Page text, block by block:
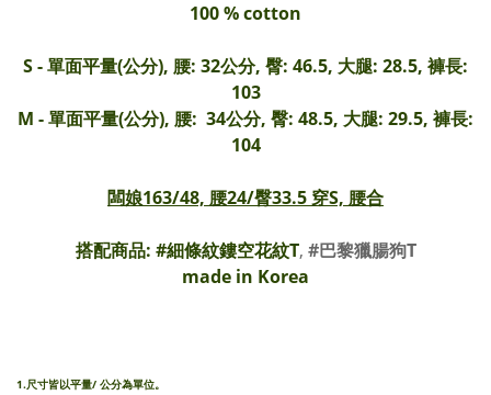
100 % cotton
S - 單面平量(公分), 腰: 32公分, 臀: 46.5, 大腿: 28.5, 褲長:
103
M - 單面平量(公分), 腰: 34公分, 臀: 48.5, 大腿: 29.5, 褲長:
104
闆娘163/48, 腰24/臀33.5 穿S, 腰合
搭配商品: #細條紋鏤空花紋T, #巴黎獵腸狗T
made in Korea
1.尺寸皆以平量/ 公分為單位。